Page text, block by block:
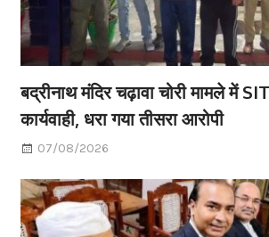
बद्रीनाथ मंदिर चढ़ावा चोरी मामले में
कार्यवाही, धरा गया तीसरा आरोपी
07/08/2026